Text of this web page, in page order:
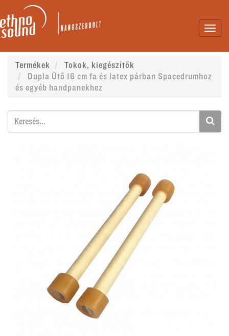
Termékek
Tokok, kiegészítők
Dupla Ütő 16 cm fa és latex párban Spacedrumhoz
és egyéb handpanekhez